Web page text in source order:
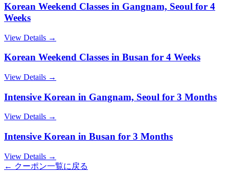
Korean Weekend Classes in Gangnam, Seoul for 4
Weeks
View Details →
Korean Weekend Classes in Busan for 4 Weeks
View Details →
Intensive Korean in Gangnam, Seoul for 3 Months
View Details →
Intensive Korean in Busan for 3 Months
View Details →
← クーポン一覧に戻る